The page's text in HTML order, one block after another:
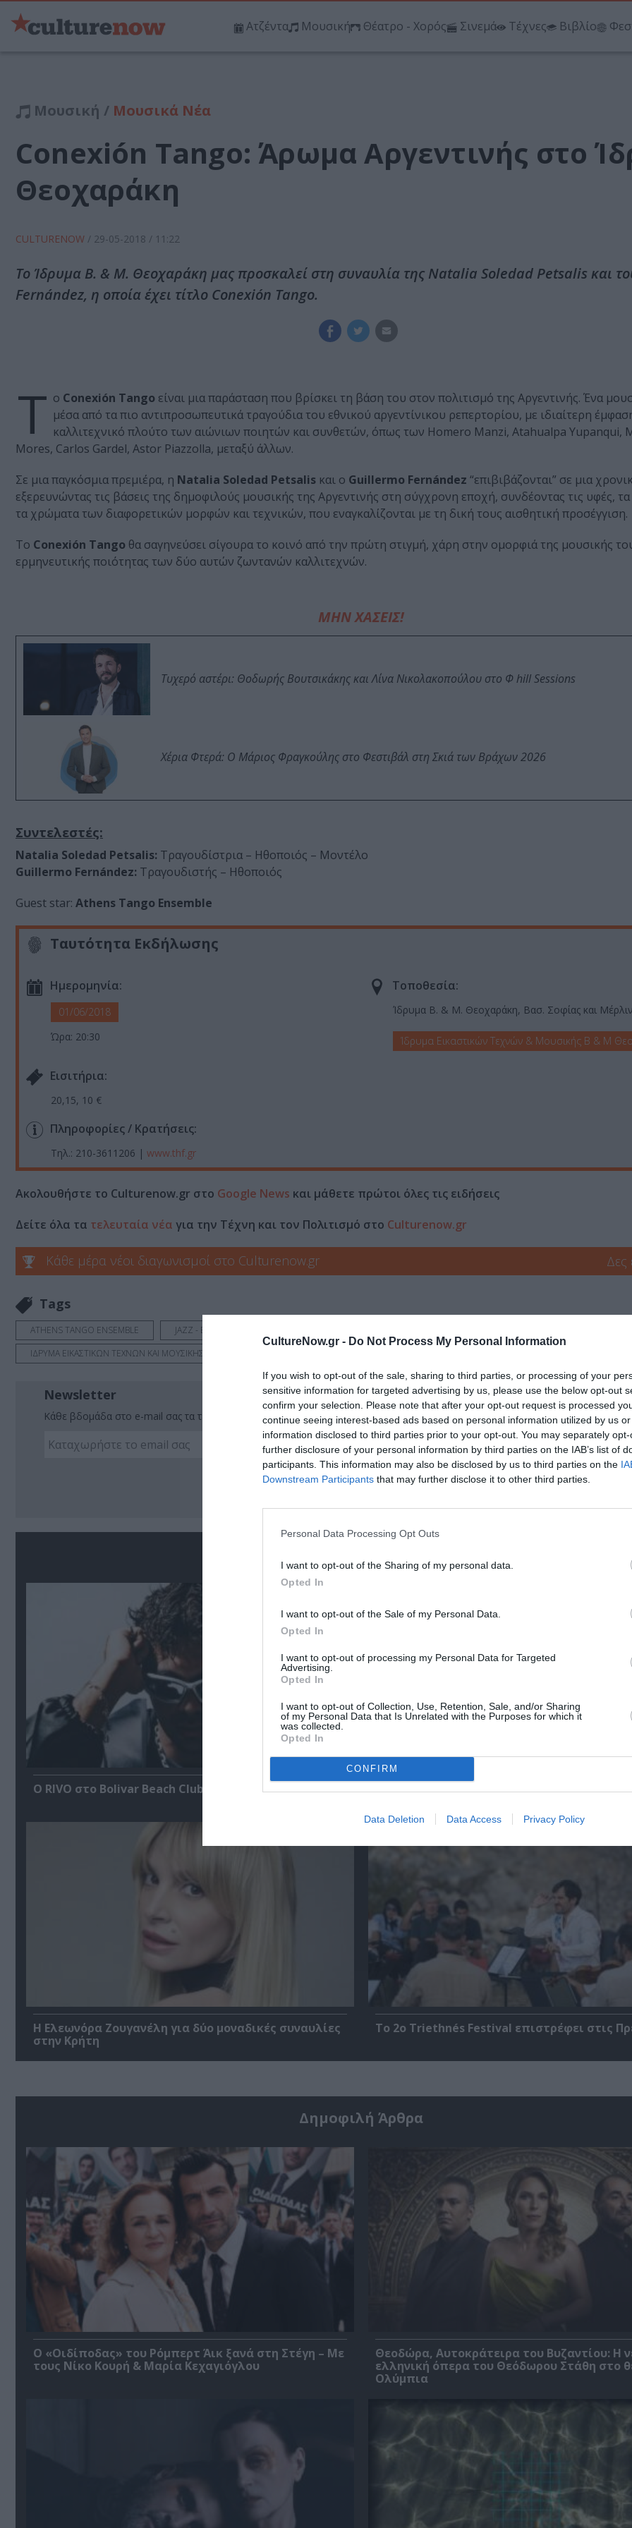
CultureNow.gr - Do Not Process My Personal Information
If you wish to opt-out of the sale, sharing to third parties, or processing of your
sensitive information for targeted advertising by us, please use the below opt-out
confirm your selection. Please note that after your opt-out request is processed
continue seeing interest-based ads based on personal information utilized by us
information disclosed to third parties prior to your opt-out. You may separately
further disclosure of your personal information by third parties on the IAB’s list of
participants. This information may also be disclosed by us to third parties on the
Downstream Participants that may further disclose it to other third parties.
Personal Data Processing Opt Outs
I want to opt-out of the Sharing of my personal data.
Opted In
I want to opt-out of the Sale of my Personal Data.
Opted In
I want to opt-out of processing my Personal Data for Targeted
Advertising.
Opted In
I want to opt-out of Collection, Use, Retention, Sale, and/or Sharing
of my Personal Data that Is Unrelated with the Purposes for which it
was collected.
Opted In
CONFIRM
Data Deletion Data Access Privacy Policy
Ατζέντα Μουσική Θέατρο - Χορός Σινεμά Τέχνες Βιβλίο
Μουσική / Μουσικά Νέα
Conexión Tango: Άρωμα Αργεντινής στο
Θεοχαράκη
CULTURENOW / 29-05-2018 / 11:22
Το Ίδρυμα Β. & Μ. Θεοχαράκη μας προσκαλεί στη συναυλία της Natalia Soledad Petsalis και
Fernández, η οποία έχει τίτλο Conexión Tango.
Τ ο Conexión Tango είναι μια παράσταση που βρίσκει τη βάση του στον πολιτισμό της Αργεντινής. Ένα
μέσα από τα πιο αντιπροσωπευτικά τραγούδια του εθνικού αργεντίνικου ρεπερτορίου, με ιδιαίτερη
καλλιτεχνικό πλούτο των αιώνιων ποιητών και συνθετών, όπως των Homero Manzi, Atahualpa Yupanqui,
Mores, Carlos Gardel, Astor Piazzolla, μεταξύ άλλων.
Σε μια παγκόσμια πρεμιέρα, η Natalia Soledad Petsalis και ο Guillermo Fernández “επιβιβάζονται” σε μια
εξερευνώντας τις βάσεις της δημοφιλούς μουσικής της Αργεντινής στη σύγχρονη εποχή, συνδέοντας τις υφές,
τα χρώματα των διαφορετικών μορφών και τεχνικών, που εναγκαλίζονται με τη δική τους αισθητική προσέγγιση.
Το Conexión Tango θα σαγηνεύσει σίγουρα το κοινό από την πρώτη στιγμή, χάρη στην ομορφιά της μουσικής
ερμηνευτικής ποιότητας των δύο αυτών ζωντανών καλλιτεχνών.
ΜΗΝ ΧΑΣΕΙΣ!
Τυχερό αστέρι: Θοδωρής Βουτσικάκης και Λίνα Νικολακοπούλου στο Φ hill Sessions
Χέρια Φτερά: Ο Μάριος Φραγκούλης στο Φεστιβάλ στη Σκιά των Βράχων 2026
Συντελεστές:
Natalia Soledad Petsalis: Τραγουδίστρια – Ηθοποιός – Μοντέλο
Guillermo Fernández: Τραγουδιστής – Ηθοποιός
Guest star: Athens Tango Ensemble
Ταυτότητα Εκδήλωσης
Ημερομηνία:
01/06/2018
Ώρα: 20:30
Τοποθεσία:
Ίδρυμα Β. & Μ. Θεοχαράκη, Βασ. Σοφίας και
Ίδρυμα Εικαστικών Τεχνών & Μουσικής Β & Μ
Eισιτήρια:
20,15, 10 €
Πληροφορίες / Κρατήσεις:
Τηλ.: 210-3611206 | www.thf.gr
Ακολουθήστε το Culturenow.gr στο Google News και μάθετε πρώτοι όλες τις ειδήσεις
Δείτε όλα τα τελευταία νέα για την Τέχνη και τον Πολιτισμό στο Culturenow.gr
Κάθε μέρα νέοι διαγωνισμοί στο Culturenow.gr
Tags
ATHENS TANGO ENSEMBLE JAZZ - BLUES - ETHNIC
ΙΔΡΥΜΑ ΕΙΚΑΣΤΙΚΩΝ ΤΕΧΝΩΝ ΚΑΙ ΜΟΥΣΙΚΗΣ Β. & M. ΘΕΟΧΑΡΑΚΗ
Newsletter
Κάθε βδομάδα στο e-mail σας τα τελευταία νέα για την Τέχνη και τον Πολιτισμό!
Ακολουθήστε το Culturenow.gr
Ο RIVO στο Bolivar Beach Club
Το Ροκ το Ελληνικό: Ο Κώστας Τουρνάς και
Η Ελεωνόρα Ζουγανέλη για δύο μοναδικές συναυλίες
στην Κρήτη
Το 2ο Triethnés Festival επιστρέφει στις
Δημοφιλή Άρθρα
O «Οιδίποδας» του Ρόμπερτ Άικ ξανά στη Στέγη – Με
τους Νίκο Κουρή & Μαρία Κεχαγιόγλου
Θεοδώρα, Αυτοκράτειρα του Βυζαντίου: Η
ελληνική όπερα του Θεόδωρου Στάθη στο
Ολύμπια